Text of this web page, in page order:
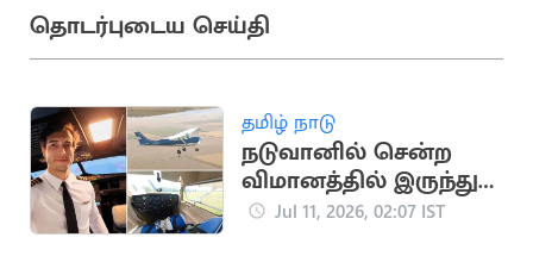
தொடர்புடைய செய்தி
தமிழ் நாடு
நடுவானில் சென்ற
விமானத்தில் இருந்து
குதித்த விமானி பலி
Jul 11, 2026, 02:07 IST